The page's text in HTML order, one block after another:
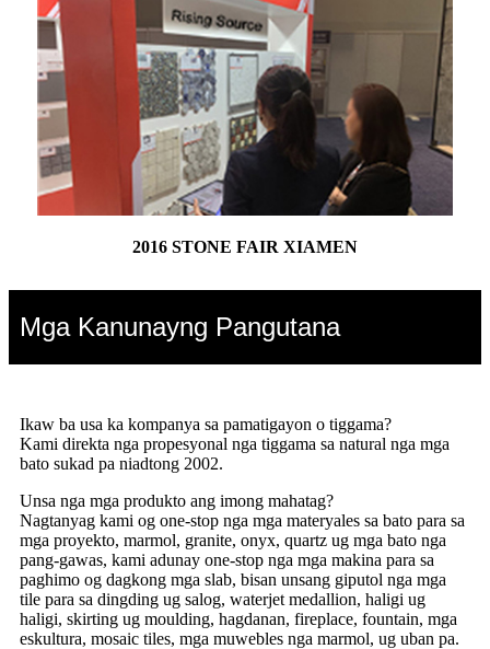
2016 STONE FAIR XIAMEN
Mga Kanunayng Pangutana
Ikaw ba usa ka kompanya sa pamatigayon o tiggama?
Kami direkta nga propesyonal nga tiggama sa natural nga mga
bato sukad pa niadtong 2002.
Unsa nga mga produkto ang imong mahatag?
Nagtanyag kami og one-stop nga mga materyales sa bato para sa
mga proyekto, marmol, granite, onyx, quartz ug mga bato nga
pang-gawas, kami adunay one-stop nga mga makina para sa
paghimo og dagkong mga slab, bisan unsang giputol nga mga
tile para sa dingding ug salog, waterjet medallion, haligi ug
haligi, skirting ug moulding, hagdanan, fireplace, fountain, mga
eskultura, mosaic tiles, mga muwebles nga marmol, ug uban pa.